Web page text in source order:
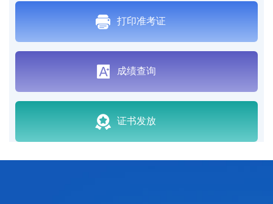
打印准考证
成绩查询
证书发放